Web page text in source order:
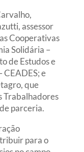
assessor
Cooperativas
Solidária –
de Estudos e
CEADES; e
que
Trabalhadores
parceria.
para o